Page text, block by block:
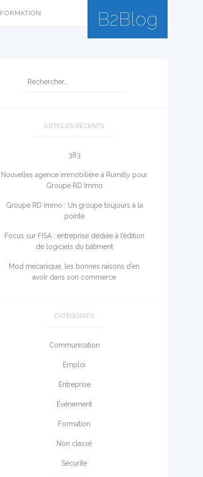
FORMATION B2Blog
ARTICLES RÉCENTS
383
Nouvelles agence immobilière à Rumilly pour
Groupe RD Immo
Groupe RD immo : Un groupe toujours à la
pointe
Focus sur FISA : entreprise dédiée à l’édition
de logiciels du bâtiment
Mod mécanique, les bonnes raisons d’en
avoir dans son commerce
CATÉGORIES
Communication
Emploi
Entreprise
Événement
Formation
Non classé
Sécurité